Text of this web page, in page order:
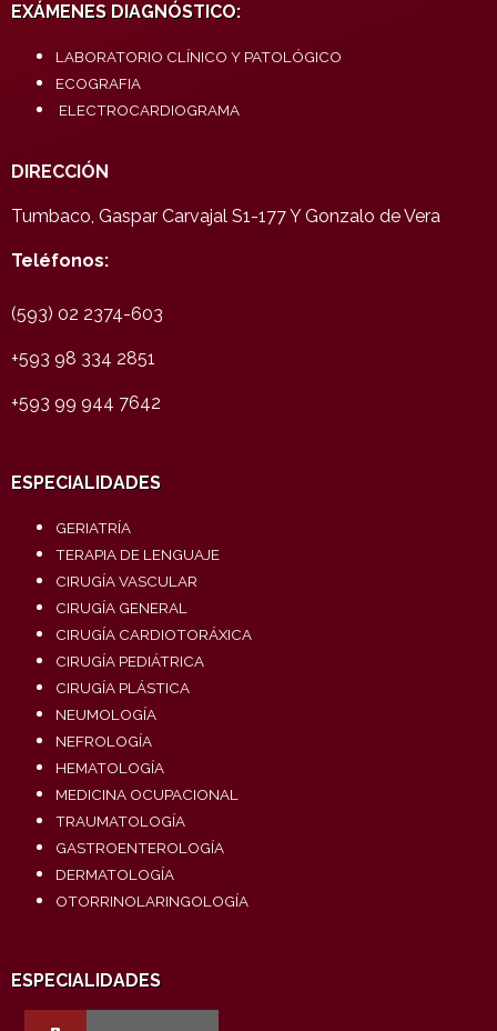
EXÁMENES DIAGNÓSTICO:
LABORATORIO CLÍNICO Y PATOLÓGICO
ECOGRAFIA
ELECTROCARDIOGRAMA
DIRECCIÓN
Tumbaco, Gaspar Carvajal S1-177 Y Gonzalo de Vera
Teléfonos:
(593) 02 2374-603
+593 98 334 2851
+593 99 944 7642
ESPECIALIDADES
GERIATRÍA
TERAPIA DE LENGUAJE
CIRUGÍA VASCULAR
CIRUGÍA GENERAL
CIRUGÍA CARDIOTORÁXICA
CIRUGÍA PEDIÁTRICA
CIRUGÍA PLÁSTICA
NEUMOLOGÍA
NEFROLOGÍA
HEMATOLOGÍA
MEDICINA OCUPACIONAL
TRAUMATOLOGÍA
GASTROENTEROLOGÍA
DERMATOLOGÍA
OTORRINOLARINGOLOGÍA
ESPECIALIDADES
TRAUMATOLOGÍA